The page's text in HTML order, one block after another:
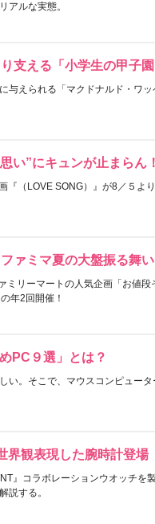
アルな実態。
支える「小学生の甲子園
与えられる「マクドナルド・ワ
い”にキュンが止まらん！
『（LOVE SONG）』が8／５よ
ァミマ夏の大盤振る舞い
ミリーマートの人気企画「お値段
年2回開催！
PC９選」とは？
い。そこで、マウスコンピュー
界観表現した腕時計登場
』コラボレーションウオッチを
説する。